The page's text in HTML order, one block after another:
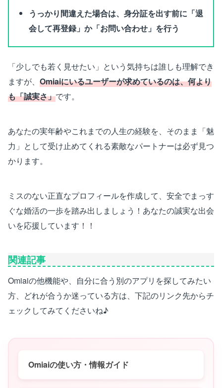
うっかり間違えた場合は、身分証を出す前に「退
会して再登録」か「お問い合わせ」を行う
「少しでも若く見せたい」という気持ちは誰しも理解でき
ますが、 Omiaiにいるユーザーが求めているのは、何より
も「誠実さ」です。
あなたの実年齢やこれまでの人生の経験を、そのまま「魅
力」として受け止めてくれる素敵なパートナーは必ず見つ
かります。
ミスのない正直なプロフィールを作成して、安全でまっす
ぐな婚活の一歩を踏み出しましょう！あなたの誠実な出会
いを応援しています！！
関連記事
Omiaiの他機能や、自分に合う別のアプリを探してみたい
方、どれが合うか迷っている方は、下記のリンク先からチ
ェックしてみてくださいね♪
Omiaiの使い方・情報ガイド